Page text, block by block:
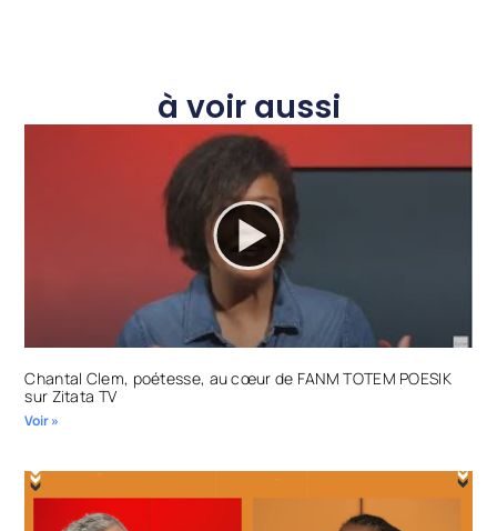
à voir aussi
Chantal Clem, poétesse, au cœur de FANM TOTEM POESIK
sur Zitata TV
Voir »